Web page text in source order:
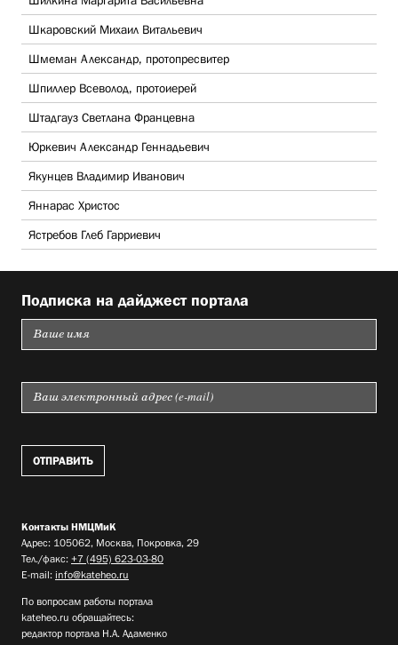
Шкаровский Михаил Витальевич
Шмеман Александр, протопресвитер
Шпиллер Всеволод, протоиерей
Штадгауз Светлана Францевна
Юркевич Александр Геннадьевич
Якунцев Владимир Иванович
Яннарас Христос
Ястребов Глеб Гарриевич
Подписка на дайджест портала
Контакты НМЦМиК
Адрес: 105062, Москва, Покровка, 29
Тел./факс: +7 (495) 623-03-80
E-mail: info@kateheo.ru
По вопросам работы портала
kateheo.ru обращайтесь:
редактор портала Н.А. Адаменко